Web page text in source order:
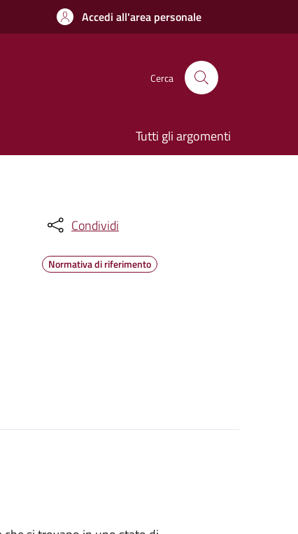
Accedi all'area personale
Cerca
Tutti gli argomenti
Condividi
Normativa di riferimento